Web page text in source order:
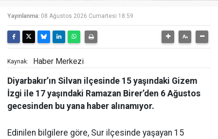
Yayınlanma: 08 Ağustos 2026 Cumartesi 18:59
Kaynak: Haber Merkezi
Diyarbakır’ın Silvan ilçesinde 15 yaşındaki Gizem
İzgi ile 17 yaşındaki Ramazan Birer’den 6 Ağustos
gecesinden bu yana haber alınamıyor.
Edinilen bilgilere göre, Sur ilçesinde yaşayan 15